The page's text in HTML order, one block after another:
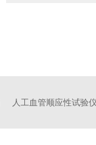
人工血管顺应性试验